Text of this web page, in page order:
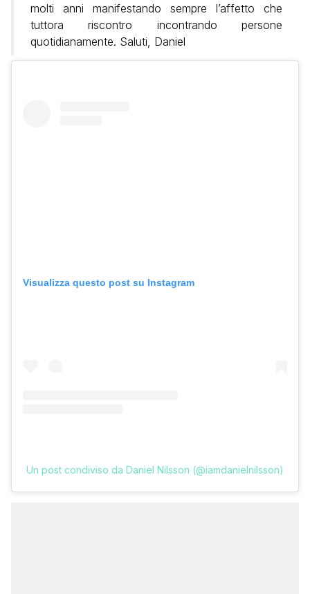
molti anni manifestando sempre l’affetto che
tuttora riscontro incontrando persone
quotidianamente. Saluti, Daniel
Visualizza questo post su Instagram
Un post condiviso da Daniel Nilsson (@iamdanielnilsson)